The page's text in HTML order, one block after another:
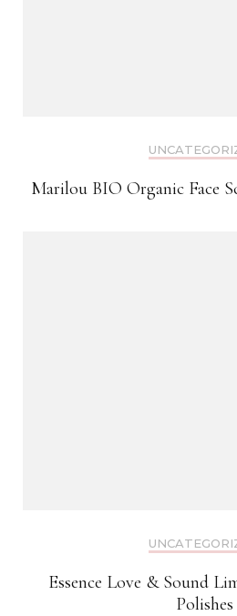
Marilou BIO Organic Face
Essence Love & Sound
Polishes